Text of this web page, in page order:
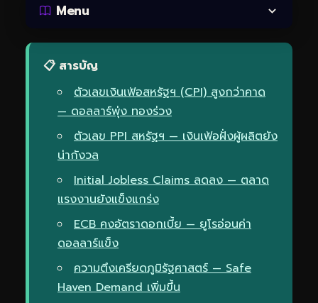
Menu
📋 สารบัญ
ตัวเลขเงินเฟ้อสหรัฐฯ (CPI) สูงกว่าคาด
— ดอลลาร์พุ่ง ทองร่วง
ตัวเลข PPI สหรัฐฯ — เงินเฟ้อฝั่งผู้ผลิตยัง
น่ากังวล
Initial Jobless Claims ลดลง — ตลาด
แรงงานยังแข็งแกร่ง
ECB คงอัตราดอกเบี้ย — ยูโรอ่อนค่า
ดอลลาร์แข็ง
ความตึงเครียดภูมิรัฐศาสตร์ — Safe
Haven Demand เพิ่มขึ้น